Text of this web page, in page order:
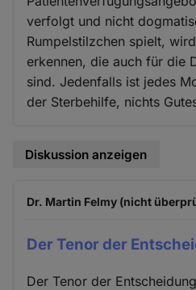
verfolgt und nicht
Rumpelstilzchen spielt,
erkennen, die auch für die
sind. Jedenfalls ist jedes
der Sterbehilfe, nichts
Diskussion anzeigen
Dr. Martin Felmy (nicht
Der Tenor der
Der Tenor der